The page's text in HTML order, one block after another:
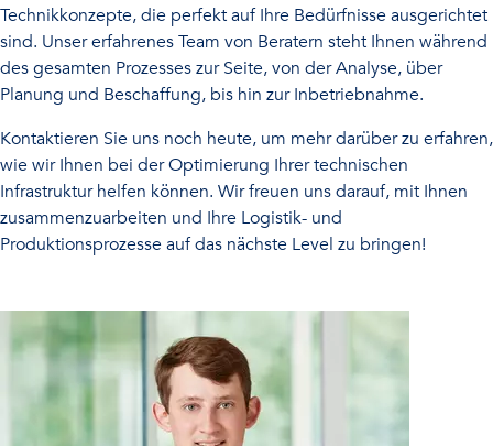
Technikkonzepte, die perfekt auf Ihre Bedürfnisse ausgerichtet
sind. Unser erfahrenes Team von Beratern steht Ihnen während
des gesamten Prozesses zur Seite, von der Analyse, über
Planung und Beschaffung, bis hin zur Inbetriebnahme.
Kontaktieren Sie uns noch heute, um mehr darüber zu erfahren,
wie wir Ihnen bei der Optimierung Ihrer technischen
Infrastruktur helfen können. Wir freuen uns darauf, mit Ihnen
zusammenzuarbeiten und Ihre Logistik- und
Produktionsprozesse auf das nächste Level zu bringen!